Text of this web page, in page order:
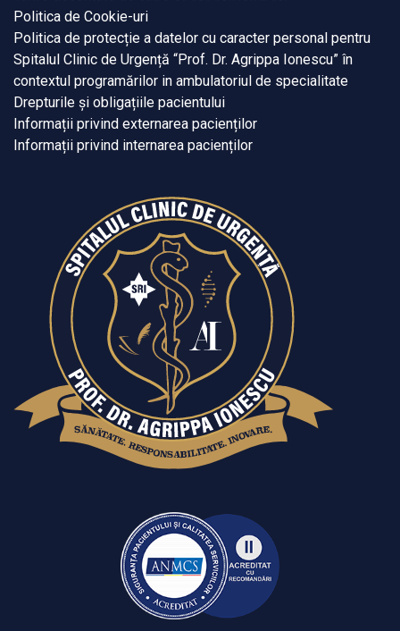
Politica de Cookie-uri
Politica de protecție a datelor cu caracter personal pentru
Spitalul Clinic de Urgență “Prof. Dr. Agrippa Ionescu” în
contextul programărilor in ambulatoriul de specialitate
Drepturile și obligațiile pacientului
Informații privind externarea pacienților
Informații privind internarea pacienților